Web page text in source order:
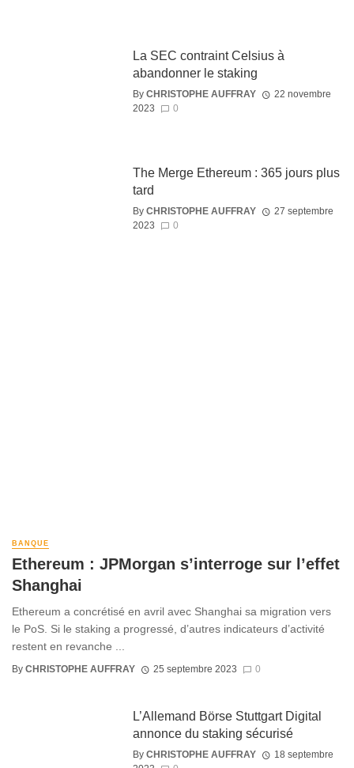
La SEC contraint Celsius à
abandonner le staking
By CHRISTOPHE AUFFRAY
22 novembre
2023
0
The Merge Ethereum : 365 jours plus
tard
By CHRISTOPHE AUFFRAY
27 septembre
2023
0
BANQUE
Ethereum : JPMorgan s’interroge sur l’effet
Shanghai
Ethereum a concrétisé en avril avec Shanghai sa migration vers
le PoS. Si le staking a progressé, d’autres indicateurs d’activité
restent en revanche ...
By CHRISTOPHE AUFFRAY 25 septembre 2023 0
L’Allemand Börse Stuttgart Digital
annonce du staking sécurisé
By CHRISTOPHE AUFFRAY
18 septembre